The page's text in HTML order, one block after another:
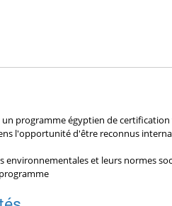
un programme égyptien de
l'opportunité d'être reconnus
environnementales et leurs normes